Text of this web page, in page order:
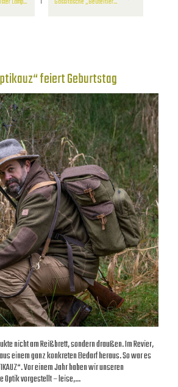
feiert Geburtstag
nicht am Reißbrett, sondern draußen. Im Revier,
einem ganz konkreten Bedarf heraus. So war es
Vor einem Jahr haben wir unseren
Optik vorgestellt – leise,…